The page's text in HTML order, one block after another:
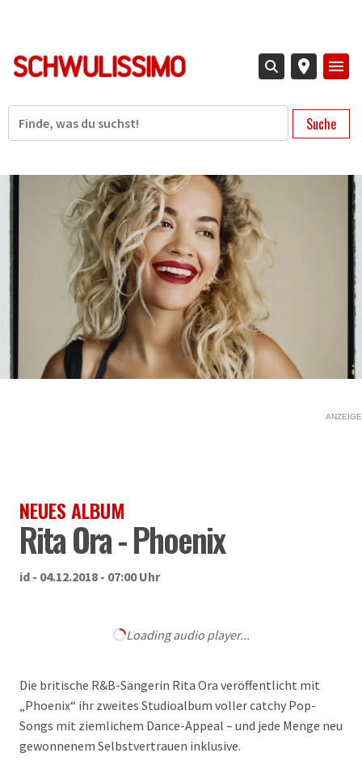
Suche
ANZEIGE
NEUES ALBUM
Rita Ora - Phoenix
id - 04.12.2018 - 07:00 Uhr
Loading audio player...
Die britische R&B-Sängerin Rita Ora veröffentlicht mit
„Phoenix“ ihr zweites Studioalbum voller catchy Pop-
Songs mit ziemlichem Dance-Appeal – und jede Menge neu
gewonnenem Selbstvertrauen inklusive.